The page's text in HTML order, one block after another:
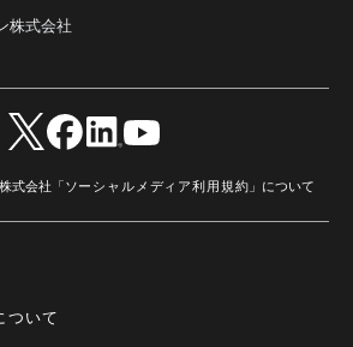
株式会社
式会社「ソーシャルメディア利用規約 」について
ついて